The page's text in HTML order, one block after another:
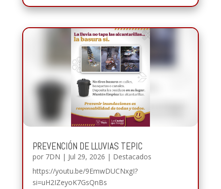
PREVENCIÓN DE LLUVIAS TEPIC
por 7DN | Jul 29, 2026 | Destacados
https://youtu.be/9EmwDUCNxgI?
si=uH2IZeyoK7GsQnBs